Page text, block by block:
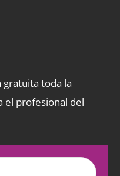
gratuita toda la
el profesional del